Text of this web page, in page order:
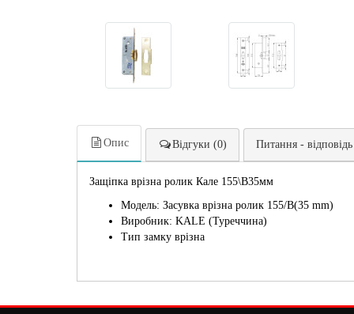
Опис Відгуки (0) Питання -
Защіпка врізна ролик Кале 155\В35мм
Модель: Засувка врізна ролик 155/B(35 mm)
Виробник: KALE (Туреччина)
Тип замку врізна